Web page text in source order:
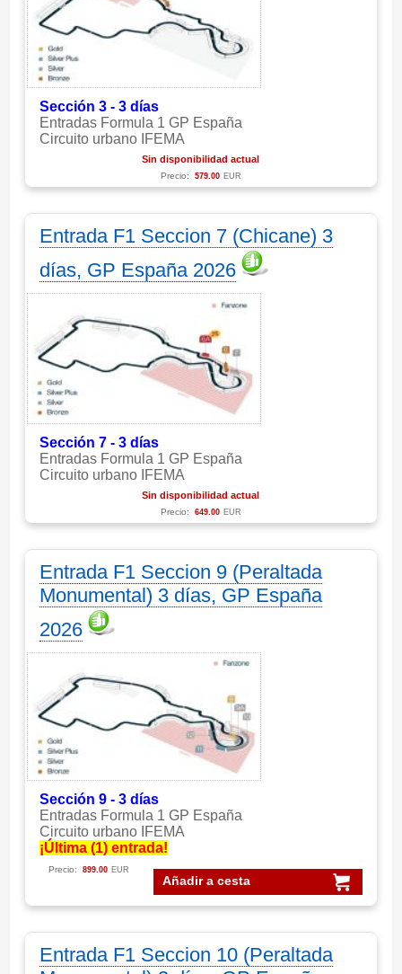
Sección 3 - 3 días
Entradas Formula 1 GP España
Circuito urbano IFEMA
Sin disponibilidad actual
Precio: 579.00 EUR
Entrada F1 Seccion 7 (Chicane) 3
días, GP España 2026
Sección 7 - 3 días
Entradas Formula 1 GP España
Circuito urbano IFEMA
Sin disponibilidad actual
Precio: 649.00 EUR
Entrada F1 Seccion 9 (Peraltada
Monumental) 3 días, GP España
2026
Sección 9 - 3 días
Entradas Formula 1 GP España
Circuito urbano IFEMA
¡Última (1) entrada!
Añadir a cesta
Precio: 899.00 EUR
Entrada F1 Seccion 10 (Peraltada